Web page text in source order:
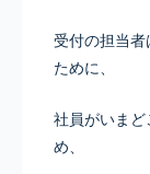
受付の担当
ために、
社員がいま
め、